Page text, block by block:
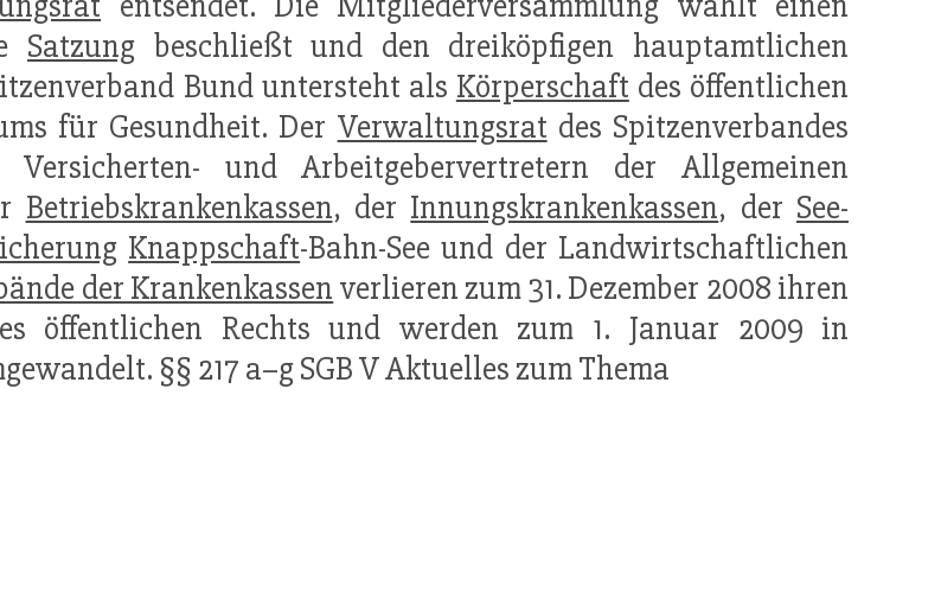
Satzung beschließt und den dreiköpfigen hauptamtlichen
Bund untersteht als Körperschaft des öffentlichen
für Gesundheit. Der Verwaltungsrat des Spitzenverbandes
und Arbeitgebervertretern der Allgemeinen
Betriebskrankenkassen, der Innungskrankenkassen, der See-
Knappschaft-Bahn-See und der Landwirtschaftlichen
der Krankenkassen verlieren zum 31. Dezember 2008 ihren
öffentlichen Rechts und werden zum 1. Januar 2009 in
§§ 217 a–g SGB V Aktuelles zum Thema